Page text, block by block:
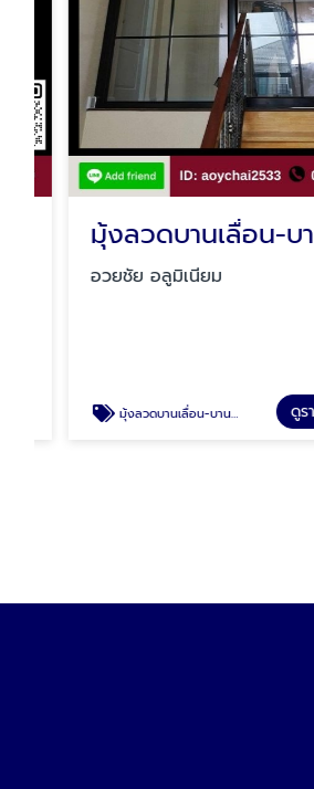
อวยชัย อลูมิเนียม
มุ้งลวดบานเลื่อน-บานเปิด-มุ้งจีบ มีนบุรี ดูรายล